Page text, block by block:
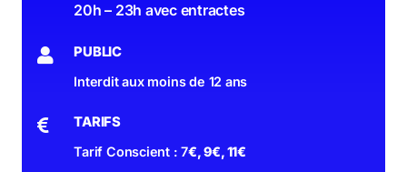
20h – 23h avec entractes
PUBLIC
Interdit aux moins de 12 ans
TARIFS
Tarif Conscient : 7€, 9€, 11€